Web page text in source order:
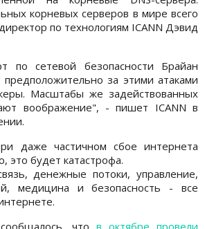
корневых серверов в мире всего
по технологиям ICANN Дэвид
по сетевой безопасности Брайан
предположительно за этими атаками
Масштабы же задействованных
воображение", - пишет ICANN в
даже частичном сбое интернета
это будет катастрофа.
денежные потоки, управление,
медицина и безопасность - все
что в октябре провели